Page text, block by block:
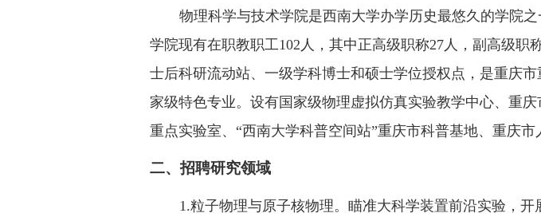
物理科学与技术学院是西南大学办学历史最悠久的学院之
学院现有在职教职工102人，其中正高级职称27人，副高级职
士后科研流动站、一级学科博士和硕士学位授权点，是重庆
家级特色专业。设有国家级物理虚拟仿真实验教学中心、重
重点实验室、“西南大学科普空间站”重庆市科普基地、重庆市
二、招聘研究领域
1.粒子物理与原子核物理。瞄准大科学装置前沿实验，